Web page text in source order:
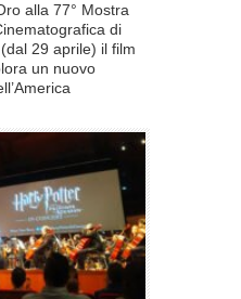
alla 77° Mostra
di
29 aprile) il film
un nuovo